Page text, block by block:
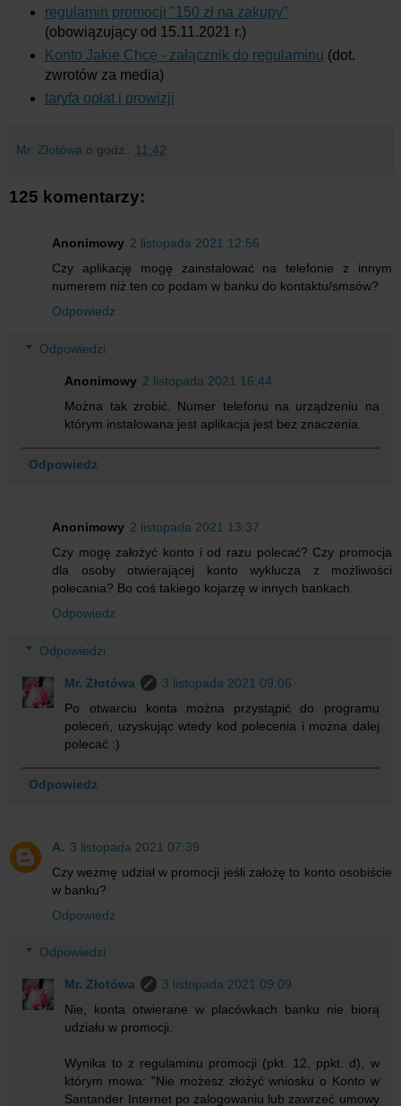
regulamin promocji "150 zł na zakupy"
(obowiązujący od 15.11.2021 r.)
Konto Jakie Chcę - załącznik do regulaminu (dot.
zwrotów za media)
taryfa opłat i prowizji
Mr. Złotówa o godz.: 11:42
125 komentarzy:
Anonimowy 2 listopada 2021 12:56
Czy aplikację mogę zainstalować na telefonie z innym
numerem niż ten co podam w banku do kontaktu/smsów?
Odpowiedz
Odpowiedzi
Anonimowy 2 listopada 2021 16:44
Można tak zrobić. Numer telefonu na urządzeniu na
którym instalowana jest aplikacja jest bez znaczenia.
Odpowiedz
Anonimowy 2 listopada 2021 13:37
Czy mogę założyć konto i od razu polecać? Czy promocja
dla osoby otwierającej konto wyklucza z możliwości
polecania? Bo coś takiego kojarzę w innych bankach.
Odpowiedz
Odpowiedzi
Mr. Złotówa
3 listopada 2021 09:06
Po otwarciu konta można przystąpić do programu
poleceń, uzyskując wtedy kod polecenia i można dalej
polecać :)
Odpowiedz
A. 3 listopada 2021 07:39
Czy wezmę udział w promocji jeśli założę to konto osobiście
w banku?
Odpowiedz
Odpowiedzi
Mr. Złotówa
3 listopada 2021 09:09
Nie, konta otwierane w placówkach banku nie biorą
udziału w promocji.
Wynika to z regulaminu promocji (pkt. 12, ppkt. d), w
którym mowa: "Nie możesz złożyć wniosku o Konto w
Santander Internet po zalogowaniu lub zawrzeć umowy